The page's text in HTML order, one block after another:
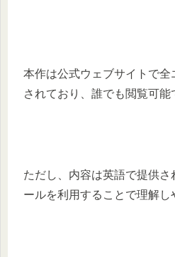
本作は公式ウェブサイトで全
されており、誰でも閲覧可能
ただし、内容は英語で提供
ールを利用することで理解し